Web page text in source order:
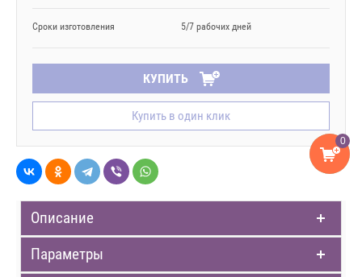
0
Сроки изготовления 5/7 рабочих дней
КУПИТЬ
Купить в один клик
Описание
Параметры